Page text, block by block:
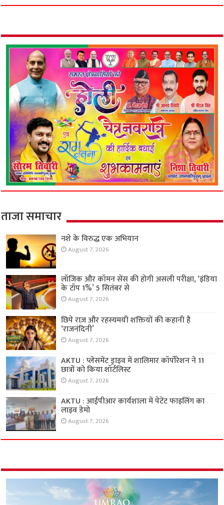
ताजा समाचार
नशे के विरुद्ध एक अभियान
August 7, 2026
लॉजिक और कॉमन सेंस की होगी असली परीक्षा, ‘इंडिया
के टॉप 1%’ 5 सितंबर से
August 7, 2026
छिपे राज़ और रहस्यमयी शक्तियों की कहानी है
‘राजनंदिनी’
August 7, 2026
AKTU : प्लेसमेंट ड्राइव में शालिमार कॉर्पोरेशन ने 11
छात्रों को किया शॉर्टलिस्ट
August 7, 2026
AKTU : आईपीआर कार्यशाला में पेटेंट फाइलिंग का
लाइव डेमो
August 7, 2026